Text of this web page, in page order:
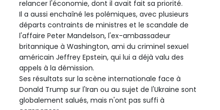
relancer l'économie, dont il avait fait sa priorité.
Il a aussi enchaîné les polémiques, avec plusieurs
départs contraints de ministres et le scandale de
l'affaire Peter Mandelson, l'ex-ambassadeur
britannique à Washington, ami du criminel sexuel
américain Jeffrey Epstein, qui lui a déjà valu des
appels à la démission.
Ses résultats sur la scène internationale face à
Donald Trump sur l'Iran ou au sujet de l'Ukraine sont
globalement salués, mais n'ont pas suffi à